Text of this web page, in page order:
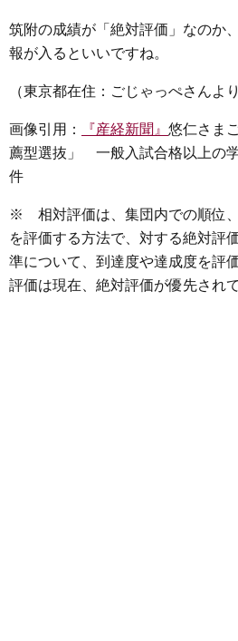
筑附の成績が「絶対評価」なのか
報が入るといいですね。
（東京都在住：ごじゃっぺさんより
画像引用： 『産経新聞』 悠仁さま
薦型選抜」 一般入試合格以上の
件
※ 相対評価は、集団内での順位
を評価する方法で、対する絶対評
準について、到達度や達成度を評
評価は現在、絶対評価が優先され